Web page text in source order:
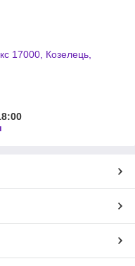
17000, Козелець,